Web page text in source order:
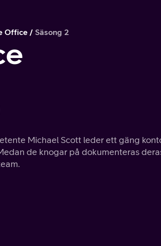
Office Säsong 2
Michael Scott leder ett gäng
de knogar på dokumenteras